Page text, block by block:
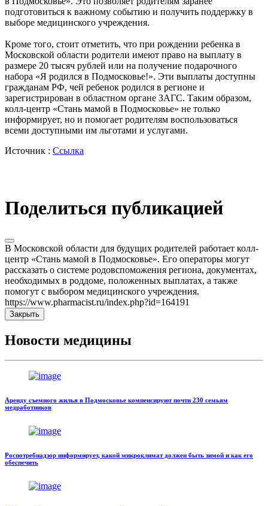
подготовиться к важному событию и получить поддержку в
выборе медицинского учреждения.
Кроме того, стоит отметить, что при рождении ребенка в
Московской области родители имеют право на выплату в
размере 20 тысяч рублей или на получение подарочного
набора «Я родился в Подмосковье!». Эти выплаты доступны
гражданам РФ, чей ребенок родился в регионе и
зарегистрирован в областном органе ЗАГС. Таким образом,
колл-центр «Стань мамой в Подмосковье» не только
информирует, но и помогает родителям воспользоваться
всеми доступными им льготами и услугами.
Источник : Ссылка
Поделиться публикацией
В Московской области для будущих родителей работает колл-
центр «Стань мамой в Подмосковье». Его операторы могут
рассказать о системе родовспоможения региона, документах,
необходимых в роддоме, положенных выплатах, а также
помогут с выбором медицинского учреждения.
https://www.pharmacist.ru/index.php?id=164191
Закрыть
Новости медицины
Аренду съемного жилья в Подмосковье компенсируют почти 230 семьям
медработников
Роспотребнадзор информирует, какой микроклимат должен быть зимой и как его
обеспечить